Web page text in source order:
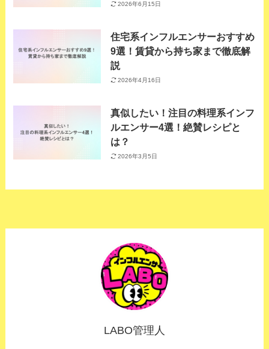
2026年6月15日
住宅系インフルエンサーおすすめ
9選！賃貸から持ち家まで徹底解
説
2026年4月16日
真似したい！注目の料理系インフ
ルエンサー4選！絶賛レシピと
は？
2026年3月5日
LABO管理人